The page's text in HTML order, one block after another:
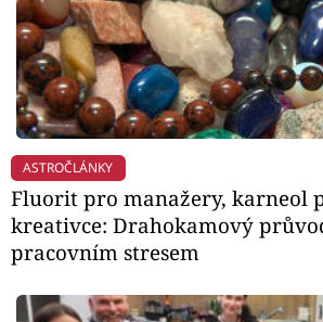
ASTROČLÁNKY
Fluorit pro manažery, karneol
kreativce: Drahokamový
pracovním stresem